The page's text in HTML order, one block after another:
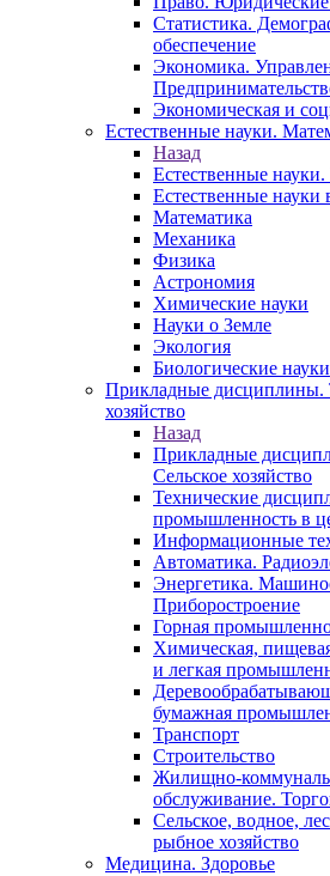
Статистика.
обеспечение
Экономика.
Экономическая и
Естественные науки.
Назад
Естественные
Естественные науки
Математика
Механика
Физика
Астрономия
Химические науки
Науки о Земле
Экология
Биологические науки
Прикладные дисциплины.
хозяйство
Назад
Прикладные
Сельское хозяйство
Технические
промышленность в
Информационные
Автоматика.
Энергетика.
Приборостроение
Горная
Химическая,
и легкая
бумажная
Транспорт
Строительство
Жилищно-
обслуживание.
Сельское, водное,
рыбное хозяйство
Медицина. Здоровье